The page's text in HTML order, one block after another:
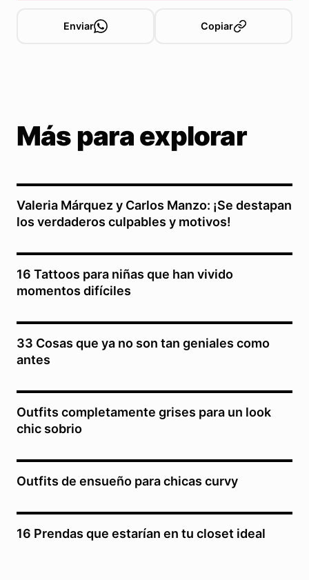
Enviar Copiar
Más para explorar
Valeria Márquez y Carlos Manzo: ¡Se destapan
los verdaderos culpables y motivos!
16 Tattoos para niñas que han vivido
momentos difíciles
33 Cosas que ya no son tan geniales como
antes
Outfits completamente grises para un look
chic sobrio
Outfits de ensueño para chicas curvy
16 Prendas que estarían en tu closet ideal